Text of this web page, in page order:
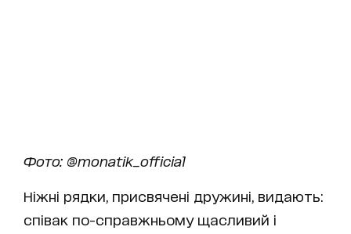
Фото: @monatik_official
Ніжні рядки, присвячені дружині, видають:
співак по-справжньому щасливий і